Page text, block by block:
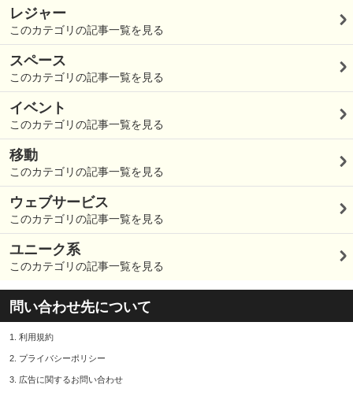
レジャー
このカテゴリの記事一覧を見る
スペース
このカテゴリの記事一覧を見る
イベント
このカテゴリの記事一覧を見る
移動
このカテゴリの記事一覧を見る
ウェブサービス
このカテゴリの記事一覧を見る
ユニーク系
このカテゴリの記事一覧を見る
問い合わせ先について
1. 利用規約
2. プライバシーポリシー
3. 広告に関するお問い合わせ